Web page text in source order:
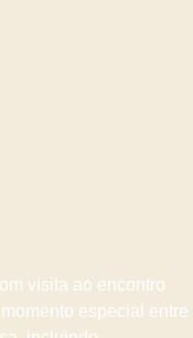
visita ao encontro
especial entre